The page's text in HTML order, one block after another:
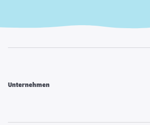
Unternehmen